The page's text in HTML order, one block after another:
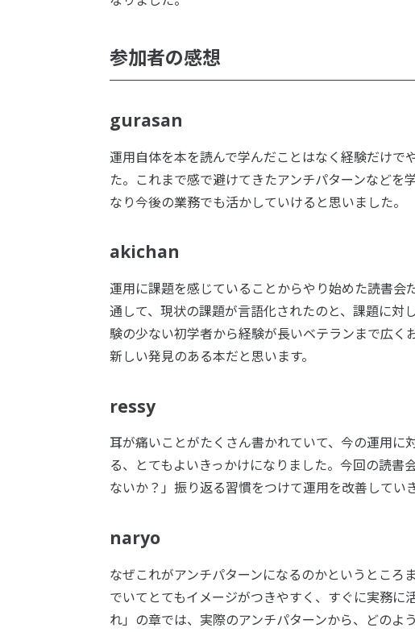
参加者の感想
gurasan
運用自体を本を読んで学んだことはなく経験だけで
た。これまで感で避けてきたアンチパターンなど
なり今後の業務でも活かしていけると思いました。
akichan
運用に課題を感じていることからやり始めた読書
通して、現状の課題が言語化されたのと、課題に
験の少ない初学者から経験が長いベテランまで広
新しい発見のある本だと思います。
ressy
耳が痛いことがたくさん書かれていて、今の運用
る、とてもよいきっかけになりました。今回の読書
ないか？」振り返る習慣をつけて運用を改善してい
naryo
なぜこれがアンチパターンになるのかというところ
でいてとてもイメージがつきやすく、すぐに実務
れ」の章では、実際のアンチパターンから、どのよ